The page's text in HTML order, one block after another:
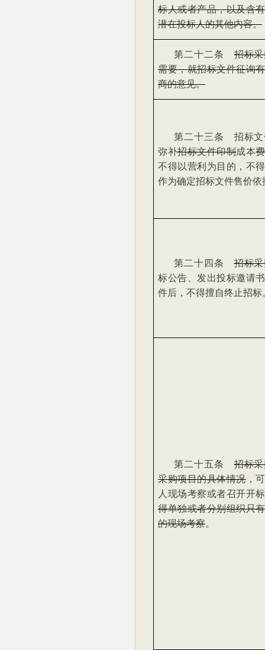
标人或者产品，以及含
潜在投标人的其他内容。
第二十二条招标
需要，就招标文件征询
商的意见。
第二十三条 招标文
弥补招标文件印制成本
不得以营利为目的，不
作为确定招标文件售价依
第二十四条招标
标公告、发出投标邀请
件后，不得擅自终止招标
第二十五条招标
采购项目的具体情况，
人现场考察或者召开开
得单独或者分别组织只
的现场考察。